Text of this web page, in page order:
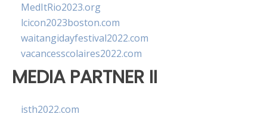
MedItRio2023.org
lcicon2023boston.com
waitangidayfestival2022.com
vacancesscolaires2022.com
MEDIA PARTNER II
isth2022.com